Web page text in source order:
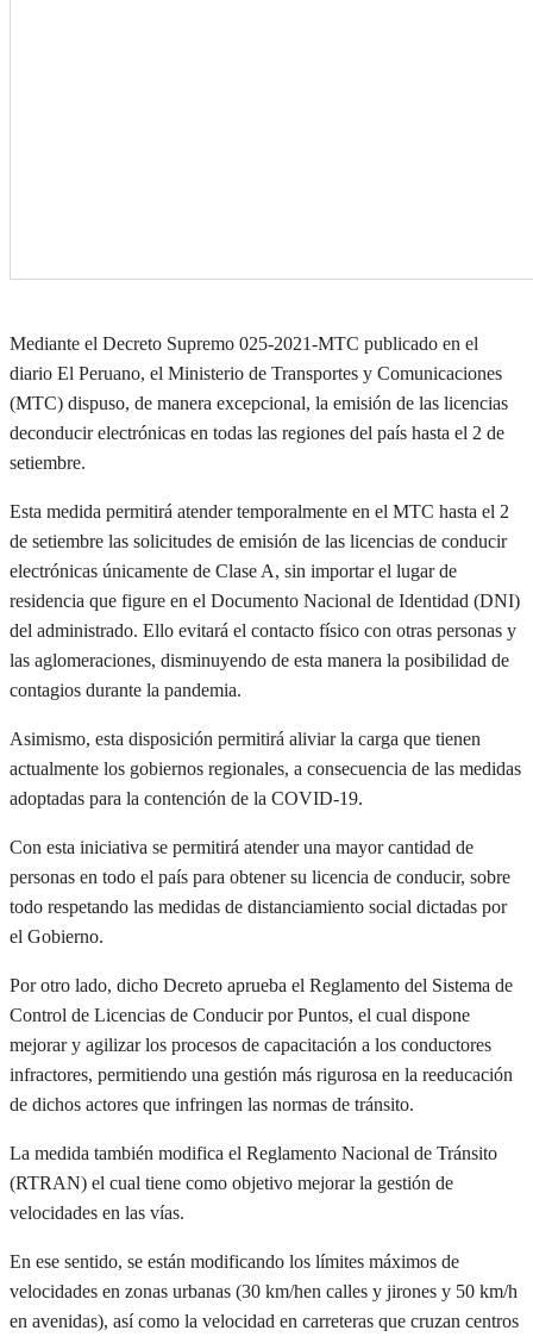
Mediante el Decreto Supremo 025-2021-MTC publicado en el
diario El Peruano, el Ministerio de Transportes y Comunicaciones
(MTC) dispuso, de manera excepcional, la emisión de las licencias
deconducir electrónicas en todas las regiones del país hasta el 2 de
setiembre.
Esta medida permitirá atender temporalmente en el MTC hasta el 2
de setiembre las solicitudes de emisión de las licencias de conducir
electrónicas únicamente de Clase A, sin importar el lugar de
residencia que figure en el Documento Nacional de Identidad (DNI)
del administrado. Ello evitará el contacto físico con otras personas y
las aglomeraciones, disminuyendo de esta manera la posibilidad de
contagios durante la pandemia.
Asimismo, esta disposición permitirá aliviar la carga que tienen
actualmente los gobiernos regionales, a consecuencia de las medidas
adoptadas para la contención de la COVID-19.
Con esta iniciativa se permitirá atender una mayor cantidad de
personas en todo el país para obtener su licencia de conducir, sobre
todo respetando las medidas de distanciamiento social dictadas por
el Gobierno.
Por otro lado, dicho Decreto aprueba el Reglamento del Sistema de
Control de Licencias de Conducir por Puntos, el cual dispone
mejorar y agilizar los procesos de capacitación a los conductores
infractores, permitiendo una gestión más rigurosa en la reeducación
de dichos actores que infringen las normas de tránsito.
La medida también modifica el Reglamento Nacional de Tránsito
(RTRAN) el cual tiene como objetivo mejorar la gestión de
velocidades en las vías.
En ese sentido, se están modificando los límites máximos de
velocidades en zonas urbanas (30 km/hen calles y jirones y 50 km/h
en avenidas), así como la velocidad en carreteras que cruzan centros